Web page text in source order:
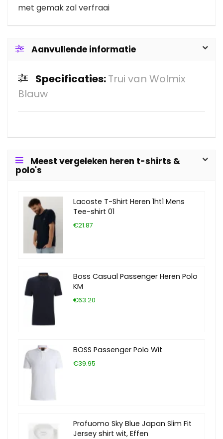
met gemak zal verfraai
Aanvullende informatie
Specificaties:Trui van Wolmix
Blauw
Meest vergeleken heren t-shirts &
polo's
Lacoste T-Shirt Heren 1ht1 Mens
Tee-shirt 01
€21.87
Boss Casual Passenger Heren Polo
KM
€63.20
BOSS Passenger Polo Wit
€39.95
Profuomo Sky Blue Japan Slim Fit
Jersey shirt wit, Effen